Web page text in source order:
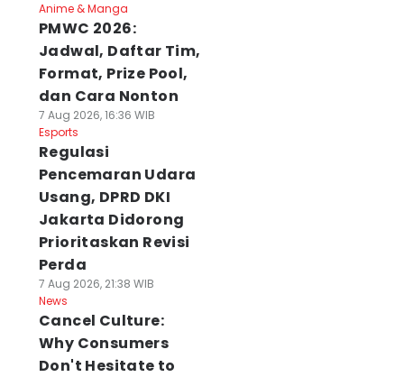
Anime & Manga
PMWC 2026:
Jadwal, Daftar Tim,
Format, Prize Pool,
dan Cara Nonton
7 Aug 2026, 16:36 WIB
Esports
Regulasi
Pencemaran Udara
Usang, DPRD DKI
Jakarta Didorong
Prioritaskan Revisi
Perda
7 Aug 2026, 21:38 WIB
News
Cancel Culture:
Why Consumers
Don't Hesitate to